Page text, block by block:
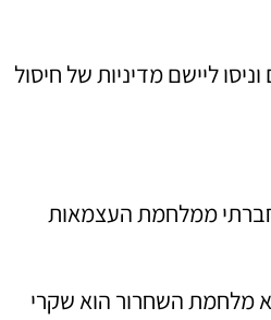
ליישם מדיניות של חיסול
חברתי ממלחמת העצמאות
מלחמת השחרור הוא שקרי